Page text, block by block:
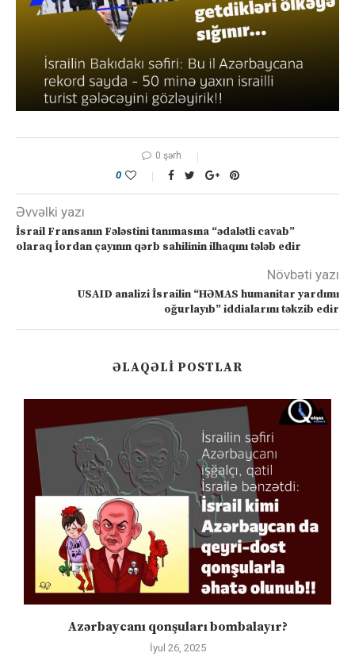
0 şərh
0
Əvvəlki yazı
İsrail Fransanın Fələstini tanımasına “ədalətli cavab”
olaraq İordan çayının qərb sahilinin ilhaqını tələb edir
Növbəti yazı
USAID analizi İsrailin “HƏMAS humanitar yardımı
oğurlayıb” iddialarını təkzib edir
ƏLAQƏLI POSTLAR
Azərbaycanı qonşuları bombalayır?
İyul 26, 2025